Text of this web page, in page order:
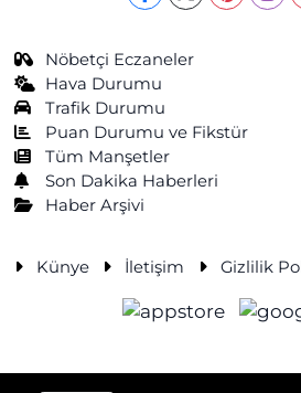
Nöbetçi Eczaneler
Hava Durumu
Trafik Durumu
Puan Durumu ve Fikstür
Tüm Manşetler
Son Dakika Haberleri
Haber Arşivi
Künye İletişim Gizlilik